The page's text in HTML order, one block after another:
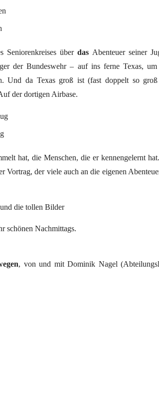
Seniorenkreises überdas Abenteuer seiner
der Bundeswehr – auf ins ferne Texas,
Und da Texas groß ist (fast doppelt so
der dortigen Airbase.
hat, die Menschen, die er kennengelernt
Vortrag, der viele auch an die eigenen
die tollen Bilder
schönen Nachmittags.
, von und mit Dominik Nagel